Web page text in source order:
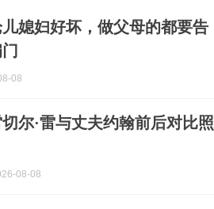
媳妇好坏，做父母的都要告
08
尔·雷与丈夫约翰前后对比照
08-08